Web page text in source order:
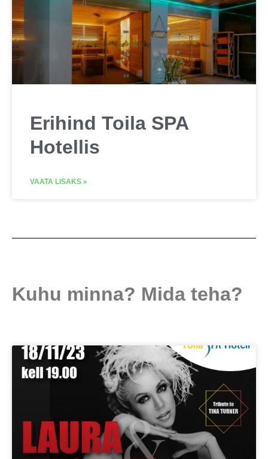
Erihind Toila SPA
Hotellis
VAATA LISAKS »
Kuhu minna? Mida teha?